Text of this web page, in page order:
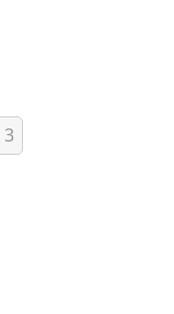
3